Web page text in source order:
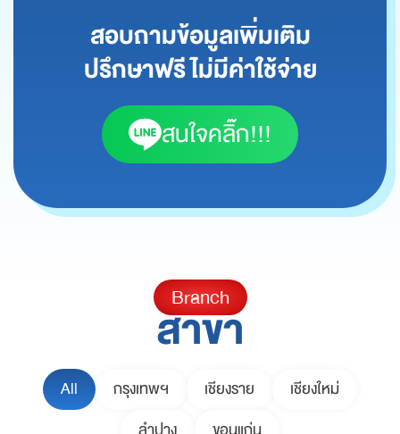
สอบถามข้อมูลเพิ่มเติม
ปรึกษาฟรี ไม่มีค่าใช้จ่าย
สนใจคลิ๊ก!!!
Branch
สาขา
All กรุงเทพฯ เชียงราย
เชียงใหม่